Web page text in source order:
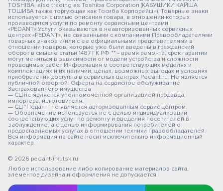
TOSHIBA, also trading as Toshiba Corporation (КАБУШИКИ КАЙША
ТОШИБА также торгующая как Тосиба Корпорейшн). Товарные знаки
используется с целью описания товара, в отношении которых
производятся услуги по ремонту сервисными центрами
«PEDANT».Услуги оказываются в неавторизованных сервисных
центрах «PEDANT», не связанными с компаниями Правообладателями
товарных знаков и/или с ее официальными представителями в
отношении товаров, которые уже были введены в гражданский
оборот в смысле статьи 1487 ГК РФ ** - время ремонта, срок гарантии
могут меняться в зависимости от модели устройства и сложности
проводимых работ Информация о соответствующих моделях и
комплектациях и их наличии, ценах, возможных выгодах и условиях
приобретения доступна в сервисных центрах Pedant.ru. Не является
публичной офертой. Оферта на сервисное обслуживание
Застрахованного имущества
— СЦ не является уполномоченной организацией продавца,
импортера, изготовителя.
— СЦ "Педант" не является авторизованным сервис центром.
— Обозначение используется не с целью индивидуализации
соответствующих услуг по ремонту и введения посетителей в
заблуждение, а с целью информирования потребителей о
предоставляемых услугах в отношении техники правообладателей.
Вся информация на сайте носит исключительно информационный
характер.
© 2026 pedant-irkutsk.ru
Любое использование либо копирование материалов сайта,
элементов дизайна и оформления не допускается.